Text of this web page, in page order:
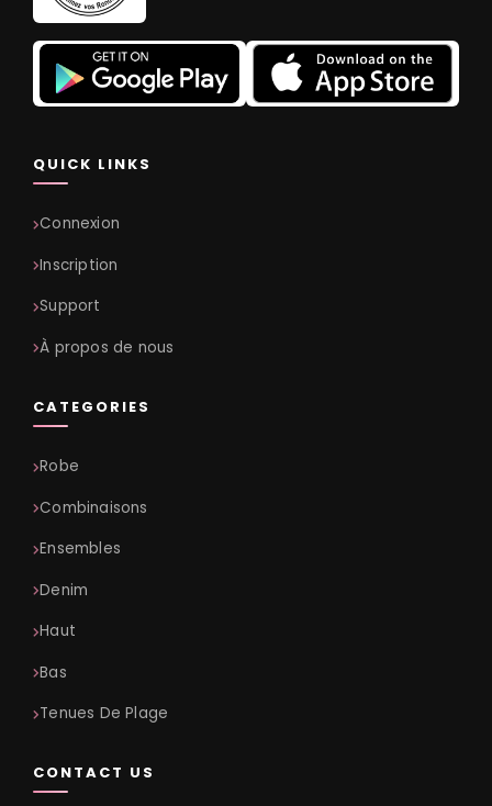
QUICK LINKS
Connexion
Inscription
Support
À propos de nous
CATEGORIES
Robe
Combinaisons
Ensembles
Denim
Haut
Bas
Tenues De Plage
CONTACT US